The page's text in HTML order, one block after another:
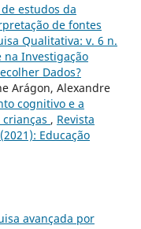
estudos da
de fontes
Qualitativa: v. 6 n.
na Investigação
Dados?
Arágon, Alexandre
cognitivo e a
, Revista
Educação
avançada por